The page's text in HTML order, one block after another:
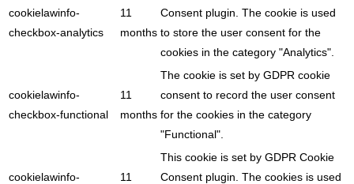
cookielawinfo-
checkbox-analytics
11
months
Consent plugin. The cookie is used
to store the user consent for the
cookies in the category "Analytics".
cookielawinfo-
checkbox-functional
11
months
The cookie is set by GDPR cookie
consent to record the user consent
for the cookies in the category
"Functional".
cookielawinfo-
11
This cookie is set by GDPR Cookie
Consent plugin. The cookies is used